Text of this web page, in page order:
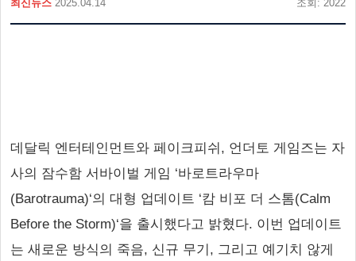
최신뉴스 2025.04.14 조회: 2022
데달릭 엔터테인먼트와 페이크피쉬, 언더토 게임즈는 자
사의 잠수함 서바이벌 게임 ‘바로트라우마
(Barotrauma)‘의 대형 업데이트 ‘캄 비포 더 스톰(Calm
Before the Storm)‘을 출시했다고 밝혔다. 이번 업데이트
는 새로운 방식의 죽음, 신규 무기, 그리고 예기치 않게